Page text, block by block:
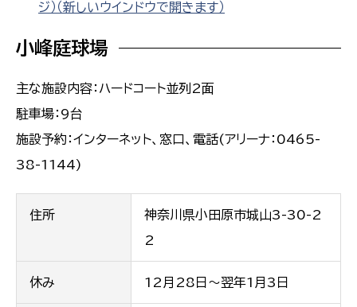
ジ） （新しいウインドウで開きます）
小峰庭球場
主な施設内容：ハードコート並列2面
駐車場：9台
施設予約：インターネット、窓口、電話(アリーナ：0465-
38-1144)
住所
神奈川県小田原市城山3-30-2
2
休み 12月28日〜翌年1月3日